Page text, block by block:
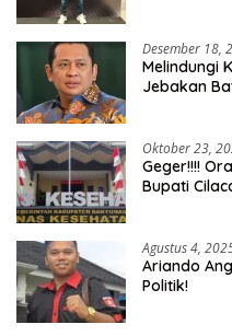
Desember 18,
Melindungi
Jebakan
Oktober 23,
Geger!!!!
Bupati
Agustus 4,
Ariando
Politik!